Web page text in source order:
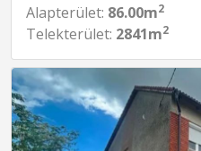
Alapterület: 86.00m2
Telekterület: 2841m2